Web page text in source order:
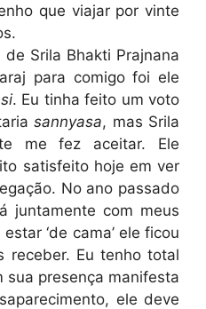
que viajar por vinte
Srila Bhakti Prajnana
para comigo foi ele
. Eu tinha feito um voto
sannyasa, mas Srila
me fez aceitar. Ele
satisfeito hoje em ver
No ano passado
juntamente com meus
‘de cama’ ele ficou
receber. Eu tenho total
sua presença manifesta
ele deve